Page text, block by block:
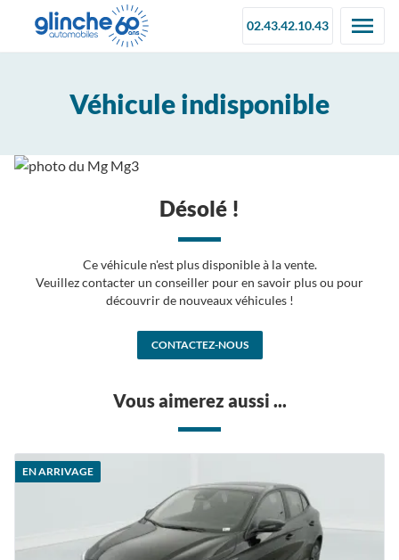
02.43.42.10.43
Véhicule indisponible
Désolé !
Ce véhicule n'est plus disponible à la vente.
Veuillez contacter un conseiller pour en savoir plus ou pour
découvrir de nouveaux véhicules !
CONTACTEZ-NOUS
Vous aimerez aussi ...
EN ARRIVAGE